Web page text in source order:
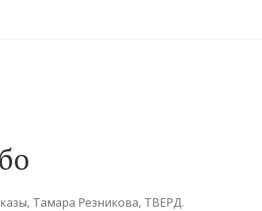
Тамара Резникова, ТВЕРД.